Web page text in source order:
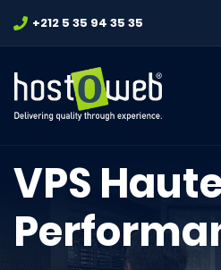
+212 5 35 94 35 35
VPS